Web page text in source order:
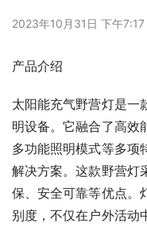
2023年10月31日 下午7:17
产品介绍
太阳能充气野营灯是一
明设备。它融合了高效
多功能照明模式等多项
解决方案。这款野营灯
保、安全可靠等优点。
别度，不仅在户外活动